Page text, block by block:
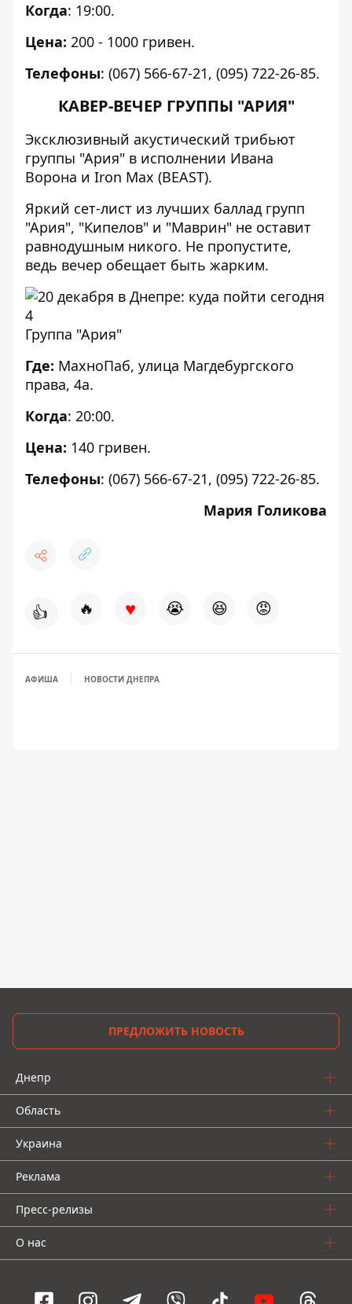
Когда: 19:00.
Цена: 200 - 1000 гривен.
Телефоны: (067) 566-67-21, (095) 722-26-85.
КАВЕР-ВЕЧЕР ГРУППЫ "АРИЯ"
Эксклюзивный акустический трибьют
группы "Ария" в исполнении Ивана
Ворона и Iron Max (BEAST).
Яркий сет-лист из лучших баллад групп
"Ария", "Кипелов" и "Маврин" не оставит
равнодушным никого. Не пропустите,
ведь вечер обещает быть жарким.
Группа "Ария"
Где: МахноПаб, улица Магдебургского
права, 4а.
Когда: 20:00.
Цена: 140 гривен.
Телефоны: (067) 566-67-21, (095) 722-26-85.
Мария Голикова
👍 🔥 ♥ 😭 😆 😡
АФИША НОВОСТИ ДНЕПРА
ПРЕДЛОЖИТЬ НОВОСТЬ
Днепр
Область
Украина
Реклама
Пресс-релизы
О нас